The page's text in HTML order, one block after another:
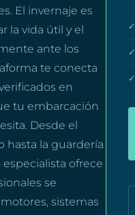
El invernaje es
la vida útil y el
ante los
te conecta
en
tu embarcación
Desde el
la guardería
ofrece
se
sistemas
✓
✓
✓